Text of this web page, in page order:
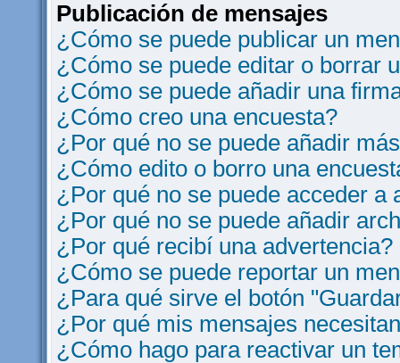
Publicación de mensajes
¿Cómo se puede publicar un
¿Cómo se puede editar o borrar
¿Cómo se puede añadir una
¿Cómo creo una encuesta?
¿Por qué no se puede añadir
¿Cómo edito o borro una
¿Por qué no se puede acceder a
¿Por qué no se puede añadir
¿Por qué recibí una advertencia?
¿Cómo se puede reportar un
¿Para qué sirve el botón
¿Por qué mis mensajes
¿Cómo hago para reactivar un